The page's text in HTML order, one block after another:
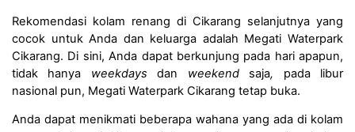
Rekomendasi kolam renang di Cikarang selanjutnya yang
cocok untuk Anda dan keluarga adalah Megati Waterpark
Cikarang. Di sini, Anda dapat berkunjung pada hari apapun,
tidak hanya weekdays dan weekend saja, pada libur
nasional pun, Megati Waterpark Cikarang tetap buka.
Anda dapat menikmati beberapa wahana yang ada di kolam